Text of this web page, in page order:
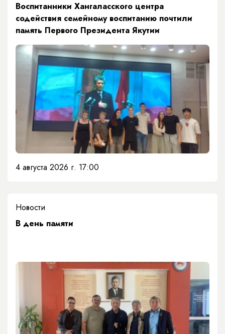
​Воспитанники Хангаласского центра
содействия семейному воспитанию почтили
память Первого Президента Якутии
4 августа 2026 г. 17:00
Новости
​В день памяти